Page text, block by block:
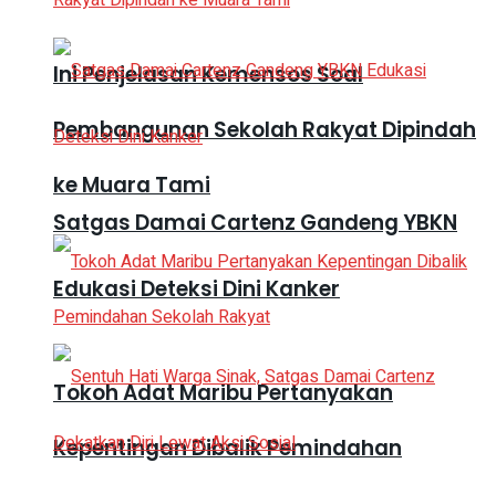
Ini Penjelasan Kemensos Soal
Pembangunan Sekolah Rakyat Dipindah
ke Muara Tami
Tokoh Adat Maribu Pertanyakan
Kepentingan Dibalik Pemindahan
Satgas Damai Cartenz Gandeng YBKN
Edukasi Deteksi Dini Kanker